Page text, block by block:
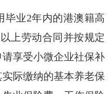
毕业2年内的港澳籍高
上劳动合同并按规定
享受小微企业社保补
际缴纳的基本养老保